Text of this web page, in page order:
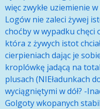
więc zwykłe uziemienie
Logów nie zaleci żywej
choćby w wypadku chęci
która z żywych istot
cierpieniach dając je
kroplówkę jadącą na
plusach (NIEładunkach
wyciągniętymi w dół? -
Golgoty wkopanych